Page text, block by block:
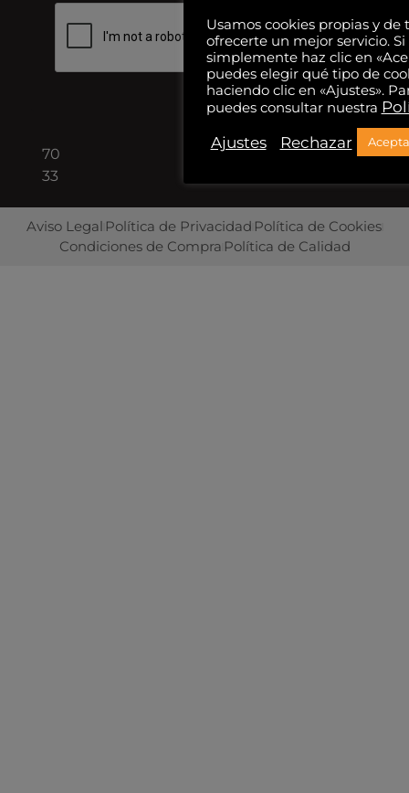
08940
Barcelona
70
33
Aviso Legal Política de Privacidad Política de Cookies
Condiciones de Compra Política de Calidad
Usamos cookies propias y de
ofrecerte un mejor servicio.
simplemente haz clic en
puedes elegir qué tipo de
haciendo clic en «Ajustes».
puedes consultar nuestra
Ajustes
Rechazar